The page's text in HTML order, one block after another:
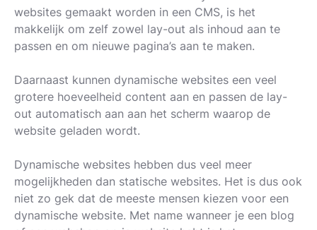
websites gemaakt worden in een CMS, is het
makkelijk om zelf zowel lay-out als inhoud aan te
passen en om nieuwe pagina’s aan te maken.
Daarnaast kunnen dynamische websites een veel
grotere hoeveelheid content aan en passen de lay-
out automatisch aan aan het scherm waarop de
website geladen wordt.
Dynamische websites hebben dus veel meer
mogelijkheden dan statische websites. Het is dus ook
niet zo gek dat de meeste mensen kiezen voor een
dynamische website. Met name wanneer je een blog